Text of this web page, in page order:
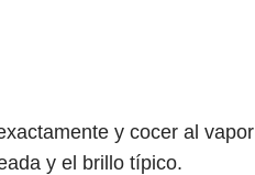
y cocer al vapor
y el brillo típico.